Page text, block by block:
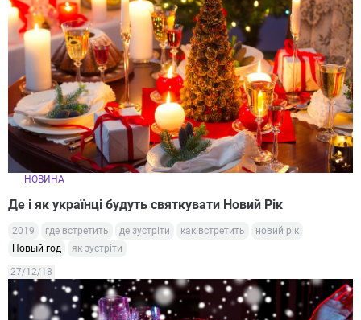
НОВИНА
Де і як українці будуть святкувати Новий Рік
2019 где встретить де зустріти как встретить
новий рік
Новый год
як зустріти
27/12/18